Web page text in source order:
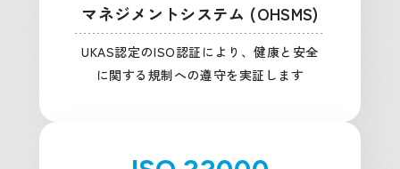
マネジメントシステム (OHSMS)
UKAS認定のISO認証により、健康と安全
に関する規制への遵守を実証します